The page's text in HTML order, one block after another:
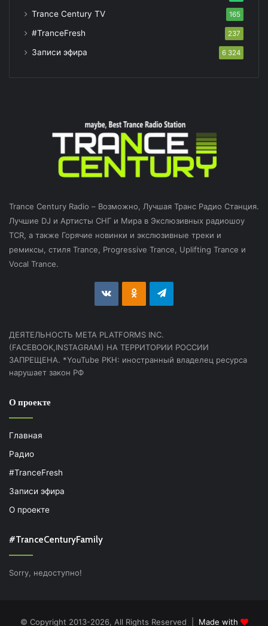
Trance Century TV 165
#TranceFresh 237
Записи эфира 6 324
Trance Century Radio – Возможно, Лучшая Транс Радио Станция.
Лучшие DJ и Артисты СНГ и Мира в Экслюзивных радиошоу
TCR, а также Горячие новинки и экслюзивные треки и
ремиксы, стиля Trance, Progressive Trance, Uplifting Trance и
Vocal Trance.
vk.com Odnoklassniki
Telegram
ДЕЯТЕЛЬНОСТЬ МЕТА PLATFORMS INC.
(FACEBOOK,INSTAGRAM) НА ТЕРРИТОРИИ РОССИИ
ЗАПРЕЩЕНА. *YouTube РКН: иностранный владелец ресурса
нарушает закон РФ
О проекте
Главная
Радио
#TranceFresh
Записи эфира
О проекте
#TranceCenturyFamily
Sorry, недоступно!
© Copyright 2013-2026, All Rights Reserved | Made with